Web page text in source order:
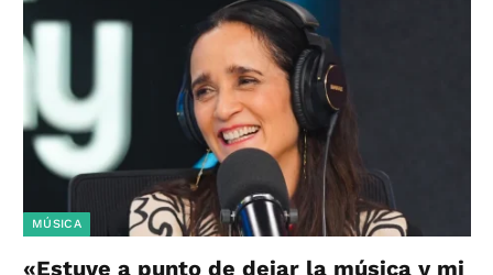
MÚSICA
«Estuve a punto de dejar la música y mi